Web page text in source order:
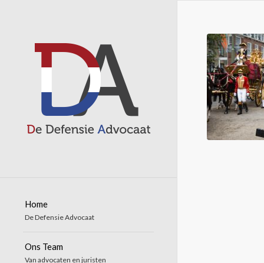
Home
De Defensie Advocaat
Ons Team
Van advocaten en juristen